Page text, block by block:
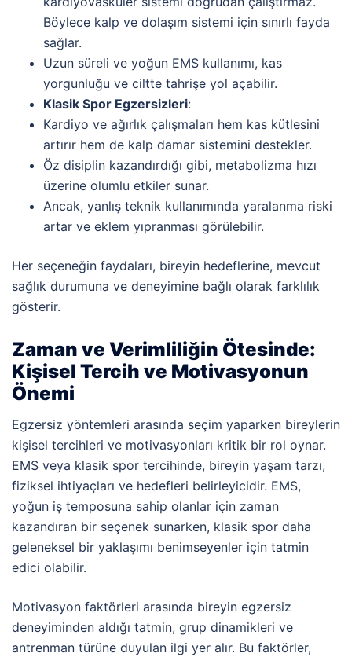
Böylece kalp ve dolaşım sistemi için sınırlı fayda
sağlar.
Uzun süreli ve yoğun EMS kullanımı, kas
yorgunluğu ve ciltte tahrişe yol açabilir.
Klasik Spor Egzersizleri:
Kardiyo ve ağırlık çalışmaları hem kas kütlesini
artırır hem de kalp damar sistemini destekler.
Öz disiplin kazandırdığı gibi, metabolizma hızı
üzerine olumlu etkiler sunar.
Ancak, yanlış teknik kullanımında yaralanma riski
artar ve eklem yıpranması görülebilir.
Her seçeneğin faydaları, bireyin hedeflerine, mevcut
sağlık durumuna ve deneyimine bağlı olarak farklılık
gösterir.
Zaman ve Verimliliğin Ötesinde:
Kişisel Tercih ve Motivasyonun
Önemi
Egzersiz yöntemleri arasında seçim yaparken bireylerin
kişisel tercihleri ve motivasyonları kritik bir rol oynar.
EMS veya klasik spor tercihinde, bireyin yaşam tarzı,
fiziksel ihtiyaçları ve hedefleri belirleyicidir. EMS,
yoğun iş temposuna sahip olanlar için zaman
kazandıran bir seçenek sunarken, klasik spor daha
geleneksel bir yaklaşımı benimseyenler için tatmin
edici olabilir.
Motivasyon faktörleri arasında bireyin egzersiz
deneyiminden aldığı tatmin, grup dinamikleri ve
antrenman türüne duyulan ilgi yer alır. Bu faktörler,